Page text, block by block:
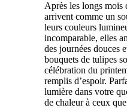
Après les longs mois
arrivent comme un
leurs couleurs
incomparable, elles
des journées douces
bouquets de tulipes
célébration du
remplis d’espoir.
lumière dans votre
de chaleur à ceux